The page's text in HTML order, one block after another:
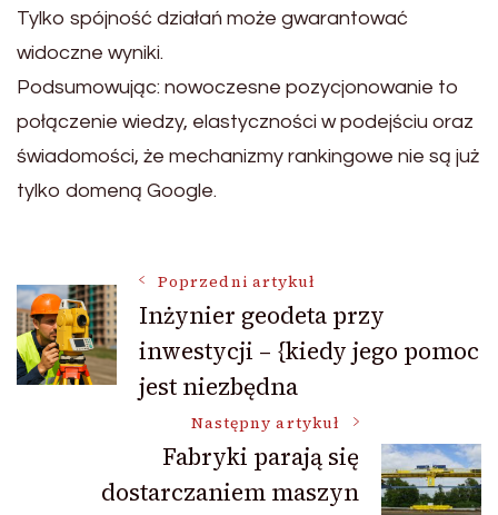
Tylko spójność działań może gwarantować
widoczne wyniki.
Podsumowując: nowoczesne pozycjonowanie to
połączenie wiedzy, elastyczności w podejściu oraz
świadomości, że mechanizmy rankingowe nie są już
tylko domeną Google.
Nawigacja
wpisu
Poprzedni artykuł
Inżynier geodeta przy
inwestycji – {kiedy jego pomoc
jest niezbędna
Następny artykuł
Fabryki parają się
dostarczaniem maszyn